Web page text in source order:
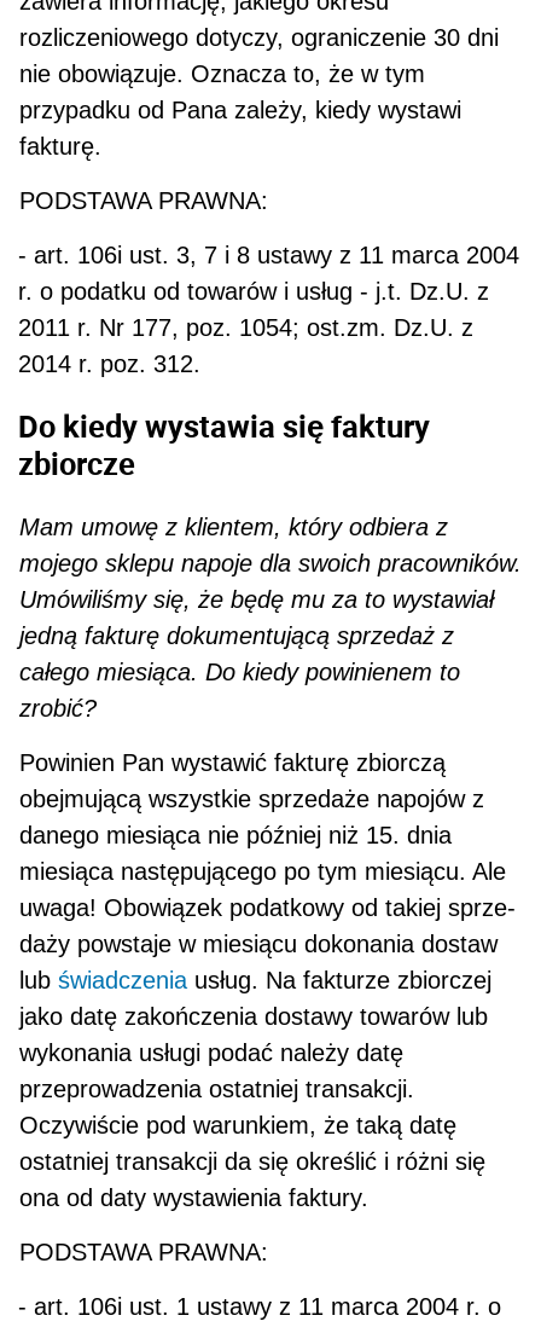
rozliczeniowego dotyczy, ograniczenie 30 dni
nie obowiązuje. Oznacza to, że w tym
przypadku od Pana zależy, kiedy wystawi
fakturę.
PODSTAWA PRAWNA:
- art. 106i ust. 3, 7 i 8 ustawy z 11 marca 2004
r. o podatku od towarów i usług - j.t. Dz.U. z
2011 r. Nr 177, poz. 1054; ost.zm. Dz.U. z
2014 r. poz. 312.
Do kiedy wystawia się faktury
zbiorcze
Mam umowę z klientem, który odbiera z
mojego sklepu napoje dla swoich pracowników.
Umówiliśmy się, że będę mu za to wystawiał
jedną fakturę dokumentującą sprzedaż z
całego miesiąca. Do kiedy powinienem to
zrobić?
Powinien Pan wystawić fakturę zbiorczą
obejmującą wszystkie sprzedaże napojów z
danego miesiąca nie później niż 15. dnia
miesiąca następującego po tym miesiącu. Ale
uwaga! Obowiązek podatkowy od takiej sprze­
daży powstaje w miesiącu dokonania dostaw
lubświadczenia usług. Na fakturze zbiorczej
jako datę zakończe­nia dostawy towarów lub
wykonania usługi podać należy datę
przeprowadzenia ostatniej transakcji.
Oczywiście pod warunkiem, że taką datę
ostatniej transakcji da się określić i różni się
ona od daty wystawienia faktury.
PODSTAWA PRAWNA:
- art. 106i ust. 1 ustawy z 11 marca 2004 r. o